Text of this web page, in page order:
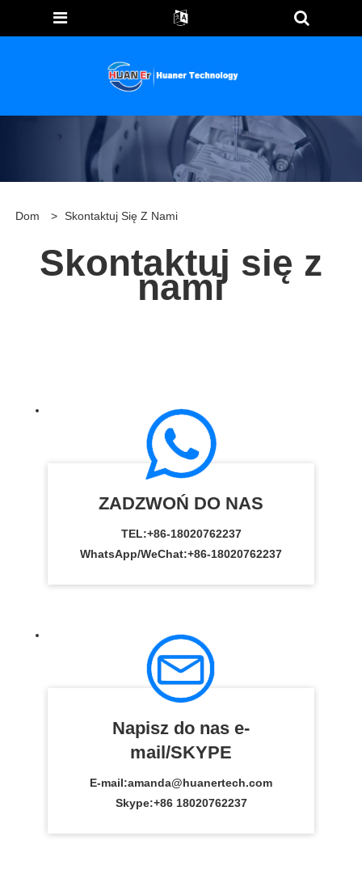
Dom > Skontaktuj Się Z Nami
Skontaktuj się z
nami
ZADZWOŃ DO NAS
TEL:+86-18020762237
WhatsApp/WeChat:+86-18020762237
Napisz do nas e-
mail/SKYPE
E-mail:amanda@huanertech.com
Skype:+86 18020762237